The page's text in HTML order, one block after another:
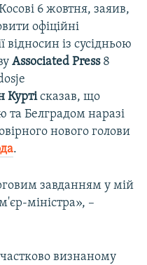
6 жовтня, заяив,
офіційні
відносин із сусідньою
Associated Press8
Куртісказав, що
Белградом наразі
нового голови
.
завданням у мій
міністра», –
визнаному